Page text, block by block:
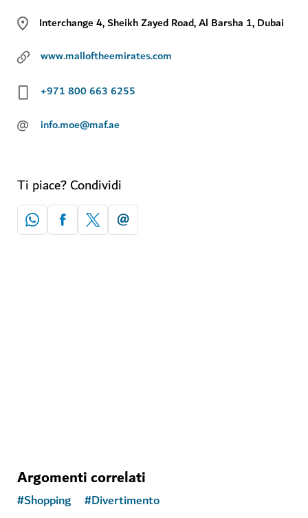
Interchange 4, Sheikh Zayed Road, Al Barsha 1, Dubai
www.malloftheemirates.com
+971 800 663 6255
@ info.moe@maf.ae
Ti piace? Condividi
Argomenti correlati
#Shopping #Divertimento